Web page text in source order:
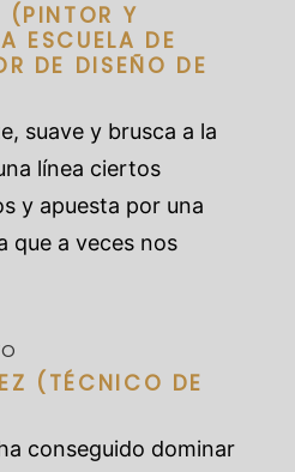
(PINTOR Y
ESCUELA DE
DE DISEÑO DE
suave y brusca a la
línea ciertos
y apuesta por una
que a veces nos
(TÉCNICO DE
conseguido dominar